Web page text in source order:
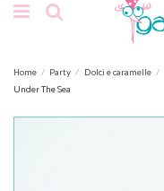
Home Party Dolci e caramelle
Under The Sea